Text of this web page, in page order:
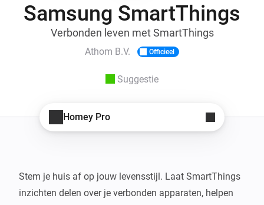
Samsung SmartThings
Verbonden leven met SmartThings
Athom B.V. Officieel
Suggestie
Homey Pro
Stem je huis af op jouw levensstijl. Laat SmartThings
inzichten delen over je verbonden apparaten, helpen